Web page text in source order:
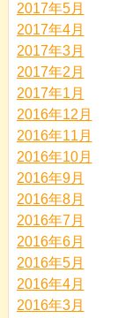
2017年5月
2017年4月
2017年3月
2017年2月
2017年1月
2016年12月
2016年11月
2016年10月
2016年9月
2016年8月
2016年7月
2016年6月
2016年5月
2016年4月
2016年3月